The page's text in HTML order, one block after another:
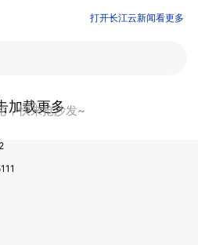
打开长江云新闻看更多
，快来抢沙发~
加载更多